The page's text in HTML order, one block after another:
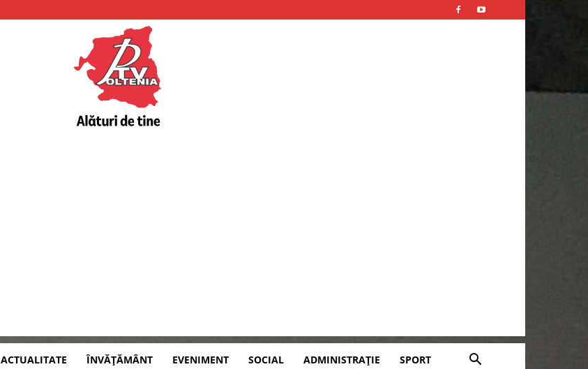
ACTUALITATE ÎNVĂȚĂMÂNT EVENIMENT SOCIAL ADMINISTRAȚIE SPORT